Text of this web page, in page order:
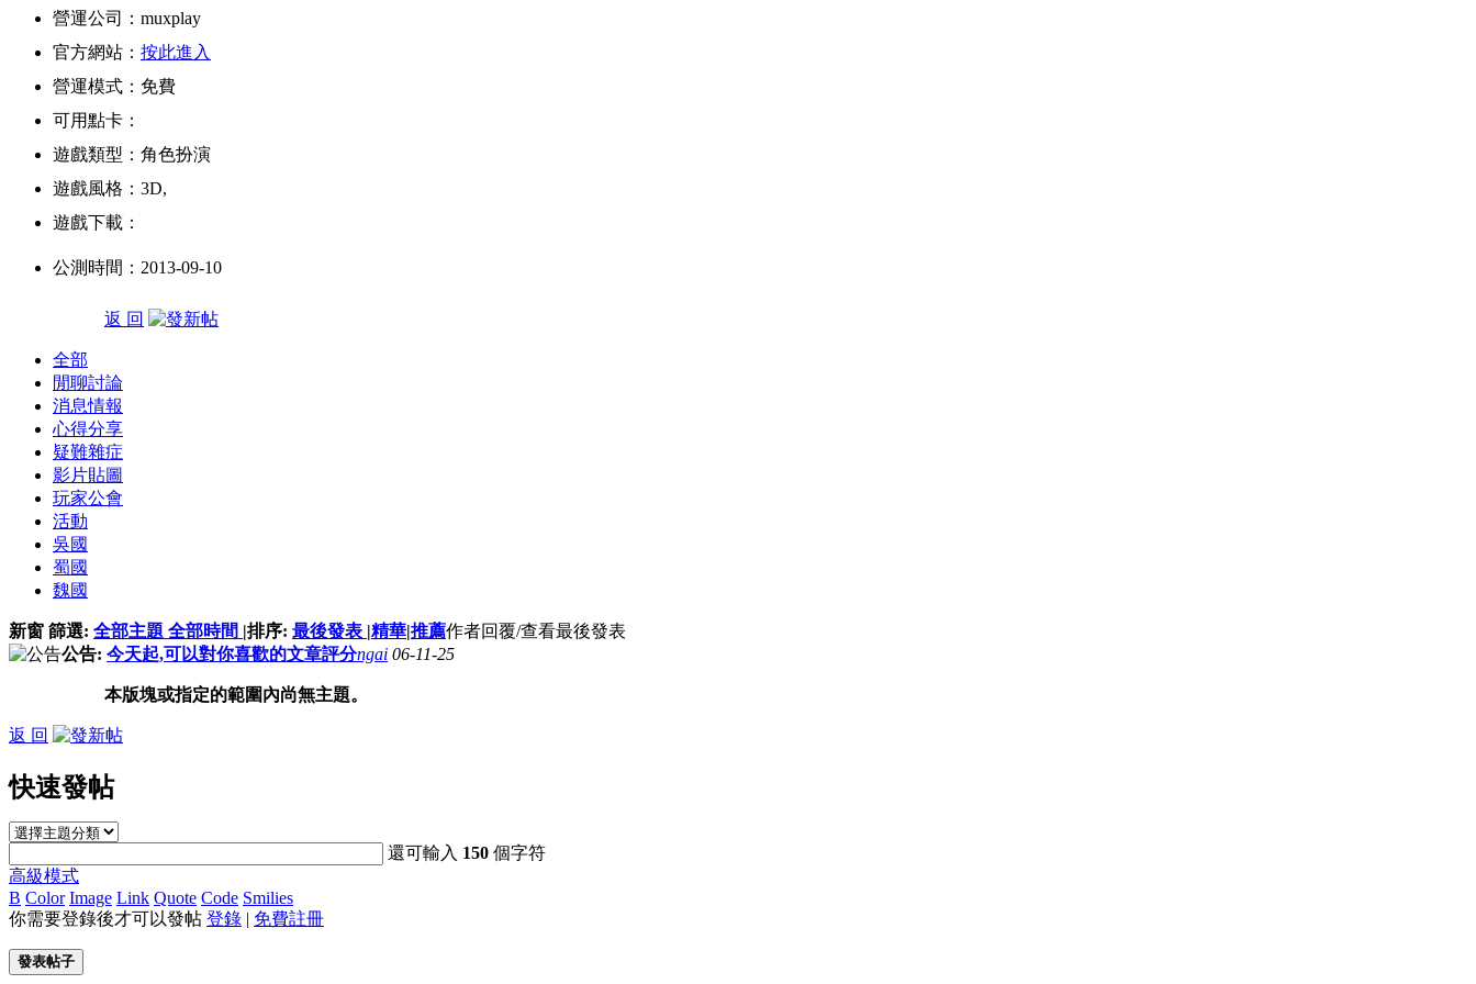
營運公司：muxplay
官方網站： 按此進入
營運模式：免費
可用點卡：
遊戲類型：角色扮演
遊戲風格：3D,
遊戲下載：
公測時間：2013-09-10
返 回
全部
閒聊討論
消息情報
心得分享
疑難雜症
影片貼圖
玩家公會
活動
吳國
蜀國
魏國
新窗 篩選: 全部主題 全部時間 |排序: 最後發表 |精華|推薦作者回覆/查看最後發表
公告: 今天起,可以對你喜歡的文章評分ngai 06-11-25
本版塊或指定的範圍內尚無主題。
返 回
快速發帖
還可輸入 150 個字符
高級模式
B Color Image Link Quote Code Smilies
你需要登錄後才可以發帖 登錄 | 免費註冊
發表帖子